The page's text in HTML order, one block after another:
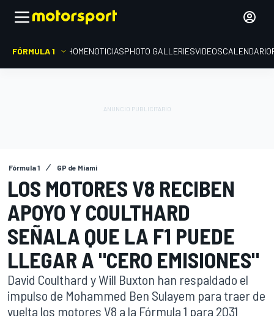
FÓRMULA 1 HOMENOTICIASPHOTO GALLERIESVIDEOSCALENDARIO
Fórmula 1 GP de Miami
LOS MOTORES V8 RECIBEN
APOYO Y COULTHARD
SEÑALA QUE LA F1 PUEDE
LLEGAR A "CERO EMISIONES"
David Coulthard y Will Buxton han respaldado el
impulso de Mohammed Ben Sulayem para traer de
vuelta los motores V8 a la Fórmula 1 para 2031